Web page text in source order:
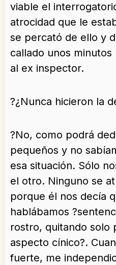
viable el
atrocidad que le
se percató de ello y
callado unos
al ex inspector.
?¿Nunca hicieron la
?No, como podrá
pequeños y no
esa situación. Sólo
el otro. Ninguno se
porque él nos decía
hablábamos
rostro, quitando solo
aspecto cínico?.
fuerte, me